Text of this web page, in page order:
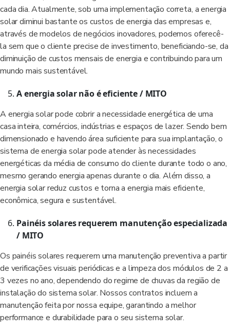
cada dia. Atualmente, sob uma implementação correta, a energia
solar diminui bastante os custos de energia das empresas e,
através de modelos de negócios inovadores, podemos oferecê-
la sem que o cliente precise de investimento, beneficiando-se, da
diminuição de custos mensais de energia e contribuindo para um
mundo mais sustentável.
A energia solar não é eficiente / MITO
A energia solar pode cobrir a necessidade energética de uma
casa inteira, comércios, indústrias e espaços de lazer. Sendo bem
dimensionado e havendo área suficiente para sua implantação, o
sistema de energia solar pode atender às necessidades
energéticas da média de consumo do cliente durante todo o ano,
mesmo gerando energia apenas durante o dia. Além disso, a
energia solar reduz custos e torna a energia mais eficiente,
econômica, segura e sustentável.
Painéis solares requerem manutenção especializada
/ MITO
Os painéis solares requerem uma manutenção preventiva a partir
de verificações visuais periódicas e a limpeza dos módulos de 2 a
3 vezes no ano, dependendo do regime de chuvas da região de
instalação do sistema solar. Nossos contratos incluem a
manutenção feita por nossa equipe, garantindo a melhor
performance e durabilidade para o seu sistema solar.